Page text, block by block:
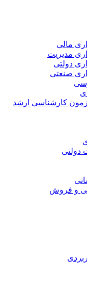
مالی
مدیریت
دولتی
صنعتی
کارشناسی ارشد
دولتی
و فروش